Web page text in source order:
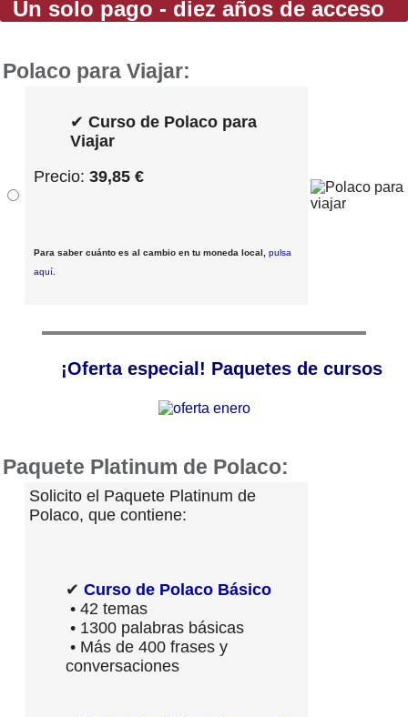
Un solo pago - diez años de acceso
Polaco para Viajar:
✔ Curso de Polaco para
Viajar
Precio: 39,85 €
Para saber cuánto es al cambio en tu moneda local, pulsa
aquí
¡Oferta especial! Paquetes de cursos
Paquete Platinum de Polaco:
Solicito el Paquete Platinum de
Polaco, que contiene:
✔ Curso de Polaco Básico
• 42 temas
• 1300 palabras básicas
• Más de 400 frases y
conversaciones